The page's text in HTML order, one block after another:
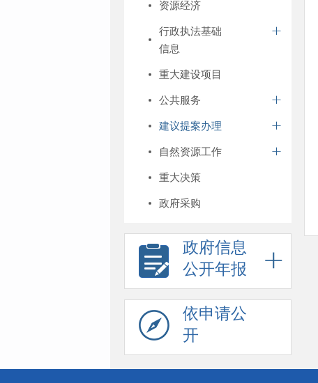
资源经济
行政执法基础
信息
重大建设项目
公共服务
建议提案办理
自然资源工作
重大决策
政府采购
政府信息
公开年报
依申请公
开